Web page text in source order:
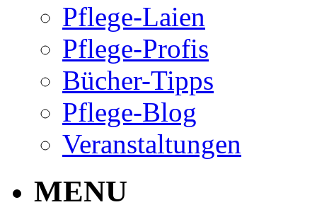
Pflege-Laien
Pflege-Profis
Bücher-Tipps
Pflege-Blog
Veranstaltungen
MENU